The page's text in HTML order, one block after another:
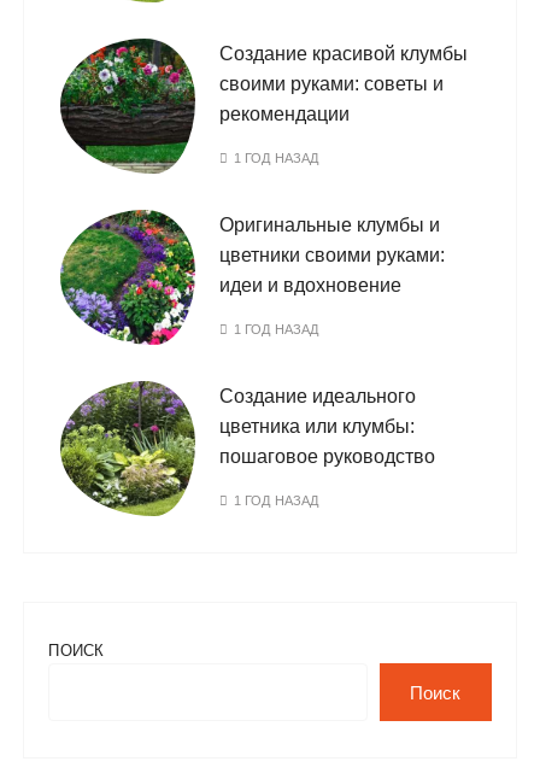
Создание красивой клумбы
своими руками: советы и
рекомендации
1 ГОД НАЗАД
Оригинальные клумбы и
цветники своими руками:
идеи и вдохновение
1 ГОД НАЗАД
Создание идеального
цветника или клумбы:
пошаговое руководство
1 ГОД НАЗАД
ПОИСК
Поиск